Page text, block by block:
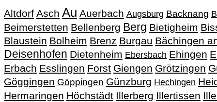
Altdorf Asch Au Auerbach Augsburg Backnang
Beimerstetten Bellenberg Berg Bietigheim
Blaustein Bolheim Brenz Burgau Bächingen
Deisenhofen Dietenheim Ebersbach Ehingen
Erbach Esslingen Forst Giengen Grötzingen
Göggingen Göppingen Günzburg Hechingen
Hermaringen Höchstädt Illerberg Illertissen